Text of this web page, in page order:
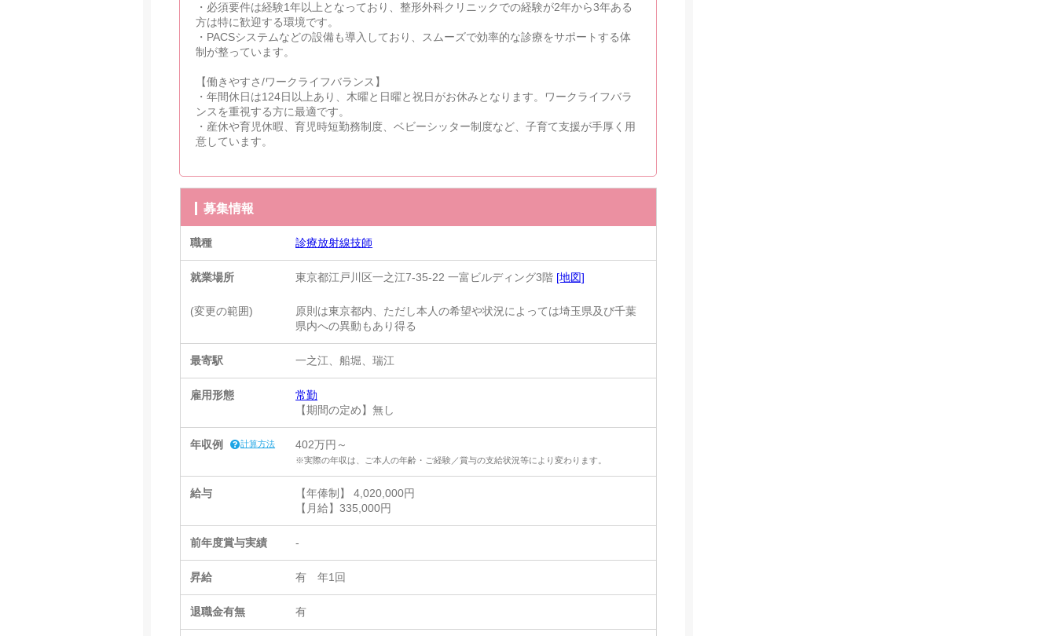
・必須要件は経験1年以上となっており、整形外科クリニックでの経験が2年から3年ある
方は特に歓迎する環境です。
・PACSシステムなどの設備も導入しており、スムーズで効率的な診療をサポートする体
制が整っています。
【働きやすさ/ワークライフバランス】
・年間休日は124日以上あり、木曜と日曜と祝日がお休みとなります。ワークライフバラ
ンスを重視する方に最適です。
・産休や育児休暇、育児時短勤務制度、ベビーシッター制度など、子育て支援が手厚く用
意しています。
募集情報
職種 診療放射線技師
就業場所 東京都江戸川区一之江7-35-22 一富ビルディング3階 [地図]
(変更の範囲)
原則は東京都内、ただし本人の希望や状況によっては埼玉県及び千葉
県内への異動もあり得る
最寄駅 一之江、船堀、瑞江
雇用形態
常勤
【期間の定め】無し
年収例 計算方法 402万円～
※実際の年収は、ご本人の年齢・ご経験／賞与の支給状況等により変わります。
給与
【年俸制】 4,020,000円
【月給】335,000円
前年度賞与実績 -
昇給 有 年1回
退職金有無 有